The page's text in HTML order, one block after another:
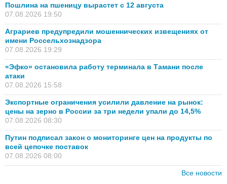
Пошлина на пшеницу вырастет с 12 августа
07.08.2026 19:50
Аграриев предупредили мошеннических извещениях от
имени Россельхознадзора
07.08.2026 19:29
«Эфко» остановила работу терминала в Тамани после
атаки
07.08.2026 15:58
Экспортные ограничения усилили давление на рынок:
цены на зерно в России за три недели упали до 14,5%
07.08.2026 08:30
Путин подписал закон о мониторинге цен на продукты по
всей цепочке поставок
07.08.2026 08:00
Все новости